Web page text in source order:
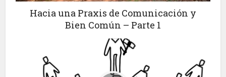
Hacia una Praxis de Comunicación y
Bien Común – Parte 1